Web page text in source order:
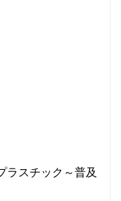
ラスチック～普及